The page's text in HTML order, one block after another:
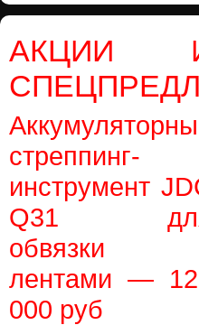
АКЦИИ
стреппинг-
инструмент
Q31
обвязки
лентами —
000 руб